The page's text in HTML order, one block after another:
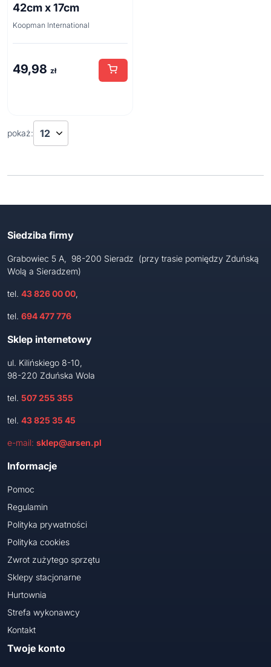
42cm x 17cm
Koopman International
49,98 zł
pokaż:
Siedziba firmy
Grabowiec 5 A, 98-200 Sieradz (przy trasie pomiędzy Zduńską
Wolą a Sieradzem)
tel. 43 826 00 00,
tel. 694 477 776
Sklep internetowy
ul. Kilińskiego 8-10,
98-220 Zduńska Wola
tel. 507 255 355
tel. 43 825 35 45
e-mail: sklep@arsen.pl
Informacje
Pomoc
Regulamin
Polityka prywatności
Polityka cookies
Zwrot zużytego sprzętu
Sklepy stacjonarne
Hurtownia
Strefa wykonawcy
Kontakt
Twoje konto